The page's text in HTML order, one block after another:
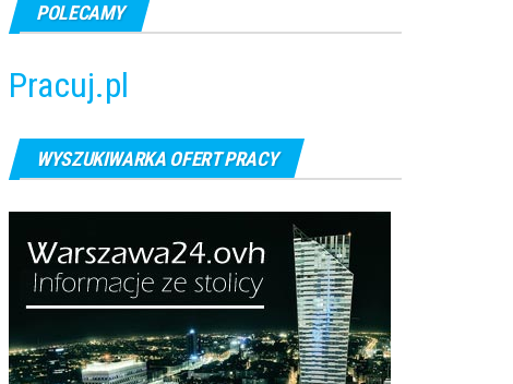
POLECAMY
Pracuj.pl
WYSZUKIWARKA OFERT PRACY